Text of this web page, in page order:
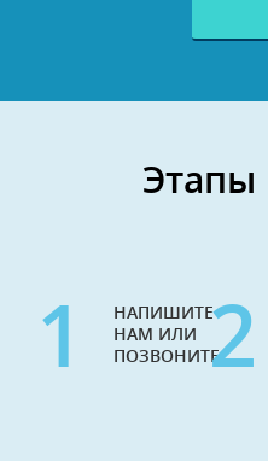
Этапы
1
НАПИШИТЕ
НАМ ИЛИ
ПОЗВОНИТЕ2